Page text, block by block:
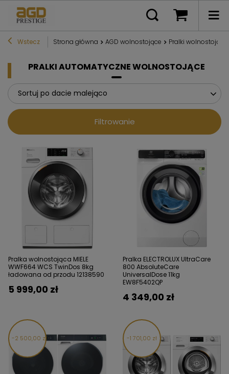
Wstecz Strona główna AGD wolnostojące Pralki wolnostojące
PRALKI AUTOMATYCZNE WOLNOSTOJĄCE
Sortuj po dacie malejąco
Filtrowanie
Pralka wolnostojąca MIELE
WWF664 WCS TwinDos 8kg
ładowana od przodu 12138590
5 999,00 zł
Pralka ELECTROLUX UltraCare
800 AbsoluteCare
UniversalDose 11kg
EW8F5402QP
4 349,00 zł
2 500,00 zł 1 701,00 zł